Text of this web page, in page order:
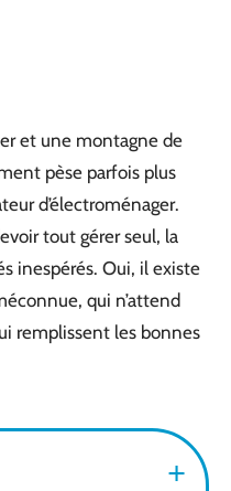
et une montagne de
pèse parfois plus
d’électroménager.
tout gérer seul, la
inespérés. Oui, il existe
qui n’attend
remplissent les bonnes